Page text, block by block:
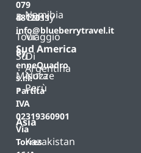
079
4812011
info@blueberrytravel.it
By
enneQuadro
s.r.l.
Partita
IVA
02319360901
Via
Torres
Namibia
Sud America
Argentina
Perù
Asia
Kazakistan
B-
Tour
Su
Misura
Classy
Viaggio
Di
Nozze